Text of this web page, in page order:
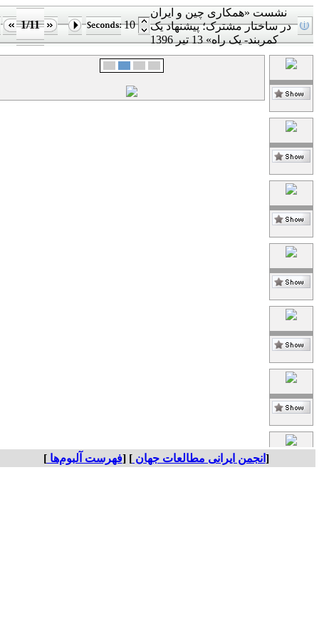
1/11 10
نشست «همکاری چین و ایران
در ساختار مشترک؛ پیشنهاد یک
کمربند- یک راه» 13 تیر 1396
انجمن ایرانی مطالعات جهان] [ فهرست آلبوم‌ها]